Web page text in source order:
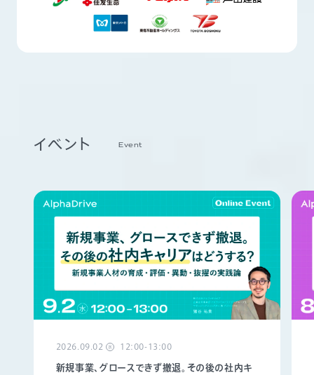
イベント Event
2026.09.02 水 12:00-13:00
新規事業、グロースできず撤退。その後の社内キ